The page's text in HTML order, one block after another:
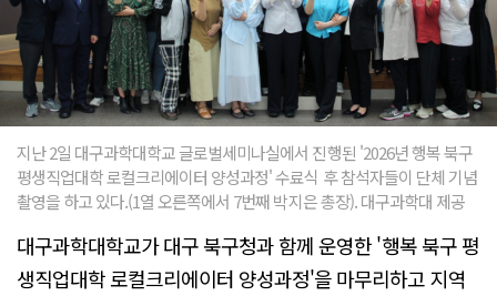
지난 2일 대구과학대학교 글로벌세미나실에서 진행된 '2026년 행복 북구
평생직업대학 로컬크리에이터 양성과정' 수료식 후 참석자들이 단체 기념
촬영을 하고 있다.(1열 오른쪽에서 7번째 박지은 총장). 대구과학대 제공
대구과학대학교가 대구 북구청과 함께 운영한 '행복 북구 평
생직업대학 로컬크리에이터 양성과정'을 마무리하고 지역